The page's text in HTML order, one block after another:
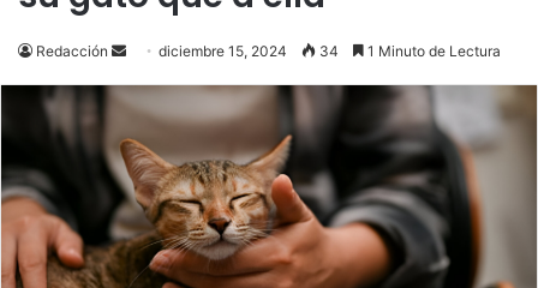
Redacción
Send
email
diciembre 15, 2024 34 1 Minuto de Lectura